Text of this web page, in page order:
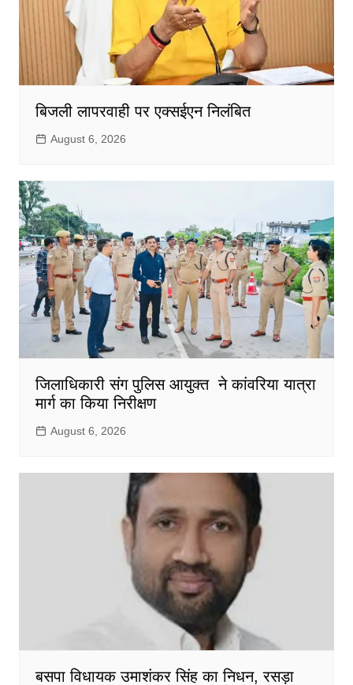
बिजली लापरवाही पर एक्सईएन निलंबित
August 6, 2026
जिलाधिकारी संग पुलिस आयुक्त ने कांवरिया यात्रा
मार्ग का किया निरीक्षण
August 6, 2026
बसपा विधायक उमाशंकर सिंह का निधन, रसड़ा